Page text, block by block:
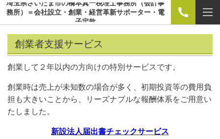
埼玉県さいたま市の橋本真一税理士事務所（会計事
務所）＝会社設立・創業・経営革新サポーター・電
子定款
創業者支援サービス
創業して２年以内の方向けの特別サービスです。
創業時は売上が未知数の場合が多く、初期投資等の費用負
担も大きいことから、リーズナブルな報酬体系をご用意い
たしました。
新設法人届出書チェックサービス